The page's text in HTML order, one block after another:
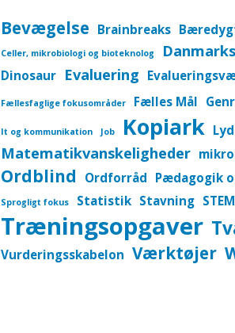
Bevægelse Brainbreaks
Celler, mikrobiologi og bioteknolog
Dinosaur Evaluering
Fællesfaglige fokusområder Fælles Mål
It og kommunikation Job Kopiark
Matematikvanskeligheder
Ordblind Ordforråd Pædagogik
Sprogligt fokus Statistik Stavning STEM
Træningsopgaver
Vurderingsskabelon Værktøjer